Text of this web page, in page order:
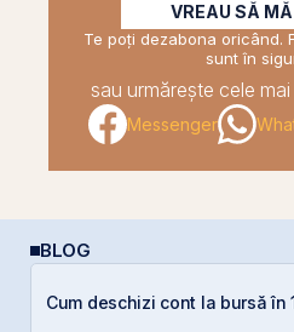
VREAU SĂ
Te poți dezabona oricând.
sunt în
sau urmărește cele
Messenger
BLOG
Cum deschizi cont la bursă în